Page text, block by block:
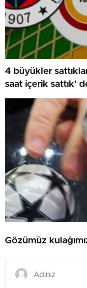
4 büyükler
saat içerik sattık’
Gözümüz